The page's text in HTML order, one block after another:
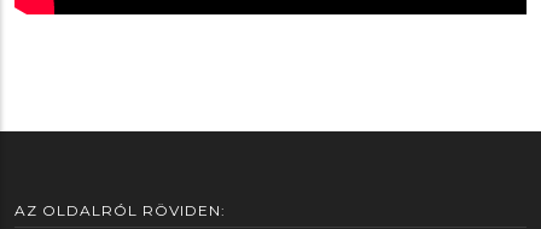
AZ OLDALRÓL RÖVIDEN: